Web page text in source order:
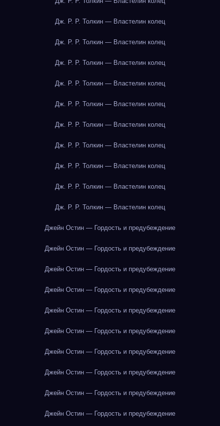
Дж. Р. Р. Толкин — Властелин колец
Дж. Р. Р. Толкин — Властелин колец
Дж. Р. Р. Толкин — Властелин колец
Дж. Р. Р. Толкин — Властелин колец
Дж. Р. Р. Толкин — Властелин колец
Дж. Р. Р. Толкин — Властелин колец
Дж. Р. Р. Толкин — Властелин колец
Дж. Р. Р. Толкин — Властелин колец
Дж. Р. Р. Толкин — Властелин колец
Дж. Р. Р. Толкин — Властелин колец
Джейн Остин — Гордость и предубеждение
Джейн Остин — Гордость и предубеждение
Джейн Остин — Гордость и предубеждение
Джейн Остин — Гордость и предубеждение
Джейн Остин — Гордость и предубеждение
Джейн Остин — Гордость и предубеждение
Джейн Остин — Гордость и предубеждение
Джейн Остин — Гордость и предубеждение
Джейн Остин — Гордость и предубеждение
Джейн Остин — Гордость и предубеждение